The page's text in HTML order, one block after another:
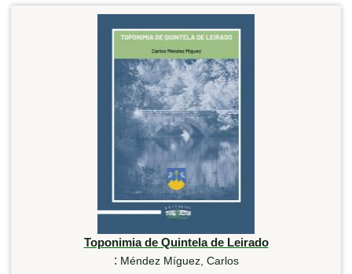
Toponimia de Quintela de Leirado
: Méndez Míguez, Carlos